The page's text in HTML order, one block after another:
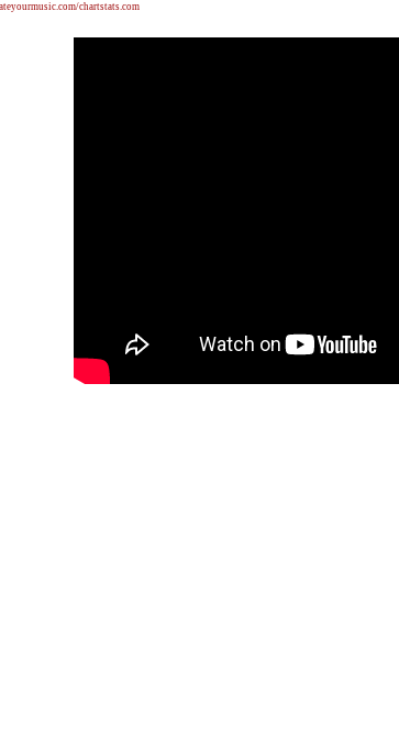
chartstats.com